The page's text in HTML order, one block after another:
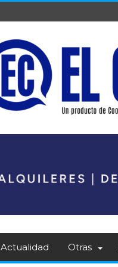
Actualidad Otras